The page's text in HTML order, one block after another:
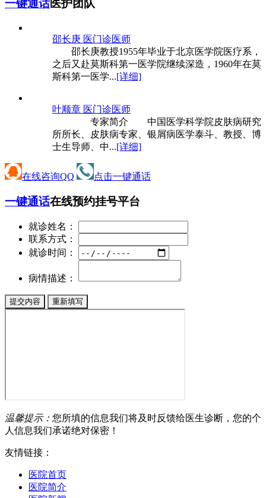
一键通话医护团队
邵长庚 医门诊医师
邵长庚教授1955年毕业于北京医学院医疗系，
之后又赴莫斯科第一医学院继续深造，1960年在莫
斯科第一医学...[详细]
叶顺章 医门诊医师
专家简介 中国医学科学院皮肤病研究
所所长、皮肤病专家、银屑病医学泰斗、教授、博
士生导师、中...[详细]
在线咨询QQ 点击一键通话
一键通话在线预约挂号平台
就诊姓名：
联系方式：
就诊时间：
病情描述：
温馨提示： 您所填的信息我们将及时反馈给医生诊断，您的个
人信息我们承诺绝对保密！
友情链接：
医院首页
医院简介